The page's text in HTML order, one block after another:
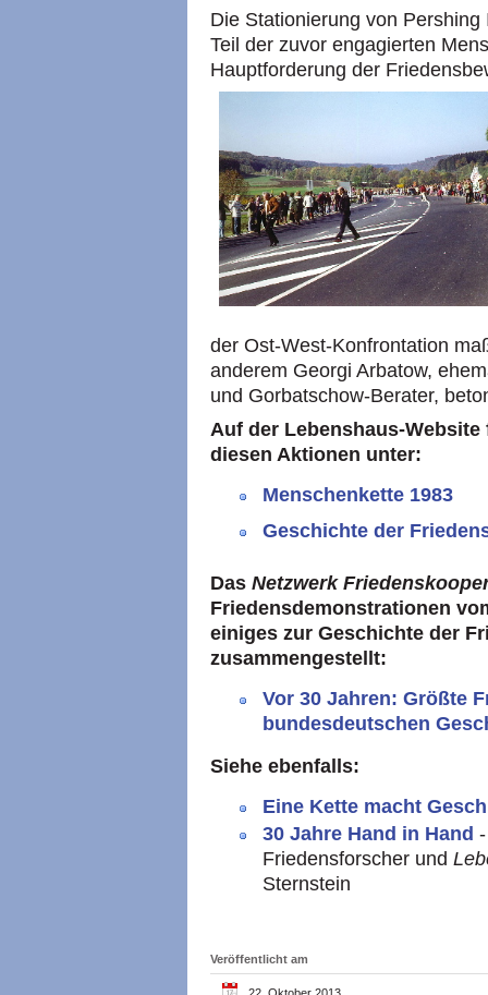
Die Stationierung von
Teil der zuvor engagierten
Hauptforderung der
der Ost-West-Konfrontation
anderem Georgi Arbatow,
und Gorbatschow-Berater,
Auf der Lebenshaus-
diesen Aktionen unter:
Menschenkette 1983
Geschichte der
Das Netzwerk
Friedensdemonstrationen
einiges zur Geschichte der
zusammengestellt:
Vor 30 Jahren: Größte
bundesdeutschen
Siehe ebenfalls:
Eine Kette macht
30 Jahre Hand in Hand
Friedensforscher und
Sternstein
Veröffentlicht am